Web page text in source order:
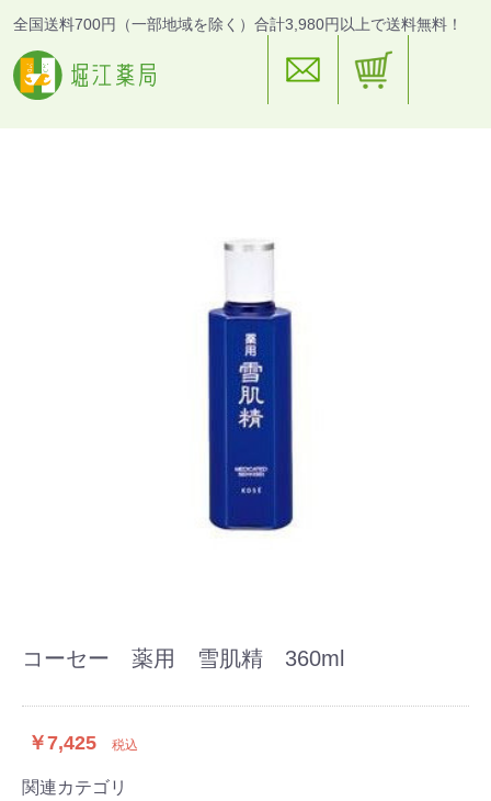
全国送料700円（一部地域を除く）合計3,980円以上で送料無料！
コーセー 薬用 雪肌精 360ml
￥7,425 税込
関連カテゴリ